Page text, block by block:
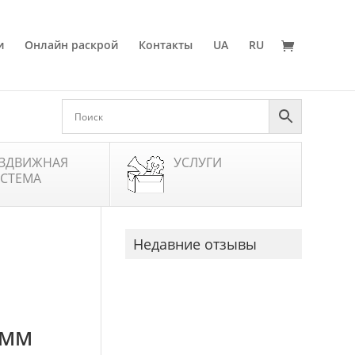
Онлайн раскрой Контакты UA RU
УСЛУГИ
ММ
Недавние отзывы